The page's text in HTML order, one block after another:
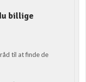
billige
til at finde de